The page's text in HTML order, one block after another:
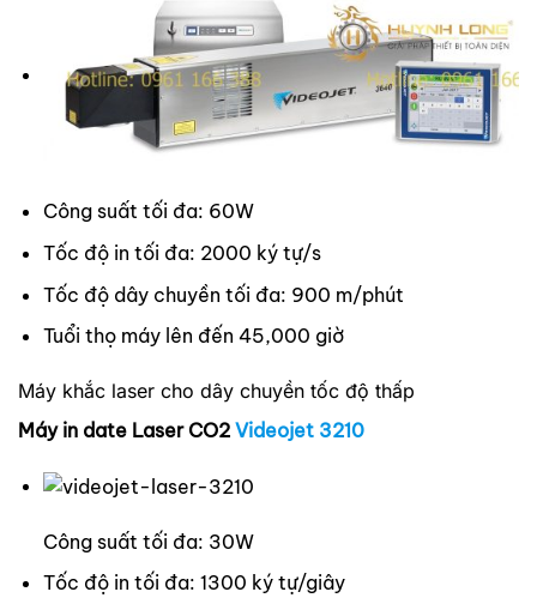
Công suất tối đa: 60W
Tốc độ in tối đa: 2000 ký tự/s
Tốc độ dây chuyền tối đa: 900 m/phút
Tuổi thọ máy lên đến 45,000 giờ
Máy khắc laser cho dây chuyền tốc độ thấp
Máy in date Laser CO2 Videojet 3210
Công suất tối đa: 30W
Tốc độ in tối đa: 1300 ký tự/giây